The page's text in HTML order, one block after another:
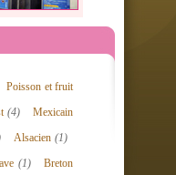
Poisson et fruit
(4)
Mexicain
Alsacien (1)
(1)
Breton